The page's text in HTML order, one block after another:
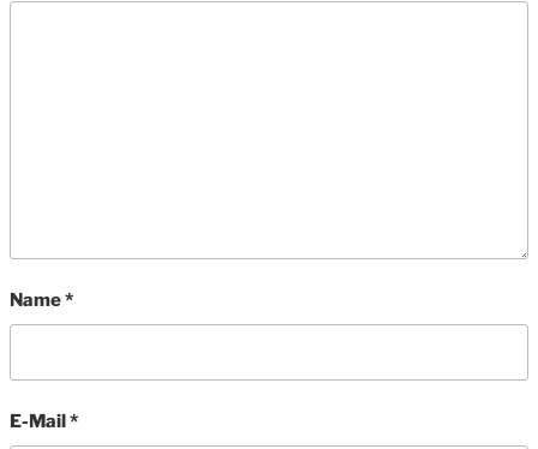
Name*
E-Mail*